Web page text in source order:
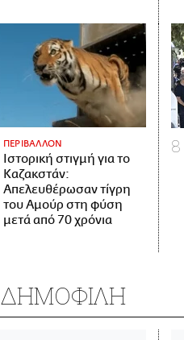
ΠΕΡΙΒΑΛΛΟΝ
Ιστορική στιγμή για το
Καζακστάν:
Απελευθέρωσαν τίγρη
του Αμούρ στη φύση
μετά από 70 χρόνια
ΔΗΜΟΦΙΛΗ